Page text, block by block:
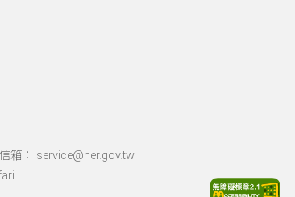
箱： service@ner.gov.tw